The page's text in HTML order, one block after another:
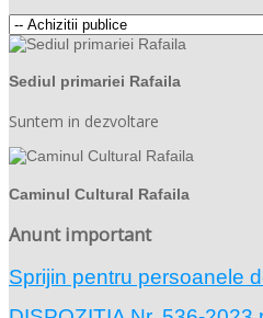
Sediul primariei Rafaila
Suntem in dezvoltare
Caminul Cultural Rafaila
Anunt important
Sprijin pentru persoanele